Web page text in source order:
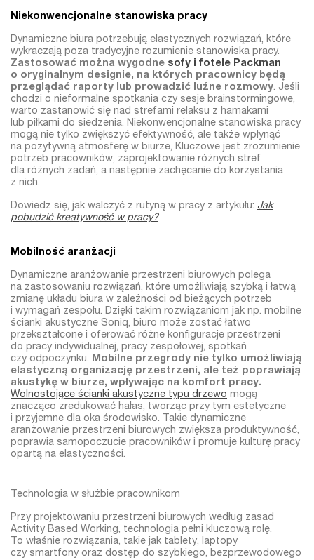
Niekonwencjonalne stanowiska pracy
Dynamiczne biura potrzebują elastycznych rozwiązań, które
wykraczają poza tradycyjne rozumienie stanowiska pracy.
Zastosować można wygodne sofy i fotele Packman
o oryginalnym designie, na których pracownicy będą
przeglądać raporty lub prowadzić luźne rozmowy. Jeśli
chodzi o nieformalne spotkania czy sesje brainstormingowe,
warto zastanowić się nad strefami relaksu z hamakami
lub piłkami do siedzenia. Niekonwencjonalne stanowiska pracy
mogą nie tylko zwiększyć efektywność, ale także wpłynąć
na pozytywną atmosferę w biurze, Kluczowe jest zrozumienie
potrzeb pracowników, zaprojektowanie różnych stref
dla różnych zadań, a następnie zachęcanie do korzystania
z nich.
Dowiedz się, jak walczyć z rutyną w pracy z artykułu: Jak
pobudzić kreatywność w pracy?
Mobilność aranżacji
Dynamiczne aranżowanie przestrzeni biurowych polega
na zastosowaniu rozwiązań, które umożliwiają szybką i łatwą
zmianę układu biura w zależności od bieżących potrzeb
i wymagań zespołu. Dzięki takim rozwiązaniom jak np. mobilne
ścianki akustyczne Soniq, biuro może zostać łatwo
przekształcone i oferować różne konfiguracje przestrzeni
do pracy indywidualnej, pracy zespołowej, spotkań
czy odpoczynku. Mobilne przegrody nie tylko umożliwiają
elastyczną organizację przestrzeni, ale też poprawiają
akustykę w biurze, wpływając na komfort pracy.
Wolnostojące ścianki akustyczne typu drzewo mogą
znacząco zredukować hałas, tworząc przy tym estetyczne
i przyjemne dla oka środowisko. Takie dynamiczne
aranżowanie przestrzeni biurowych zwiększa produktywność,
poprawia samopoczucie pracowników i promuje kulturę pracy
opartą na elastyczności.
Technologia w służbie pracownikom
Przy projektowaniu przestrzeni biurowych według zasad
Activity Based Working, technologia pełni kluczową rolę.
To właśnie rozwiązania, takie jak tablety, laptopy
czy smartfony oraz dostęp do szybkiego, bezprzewodowego